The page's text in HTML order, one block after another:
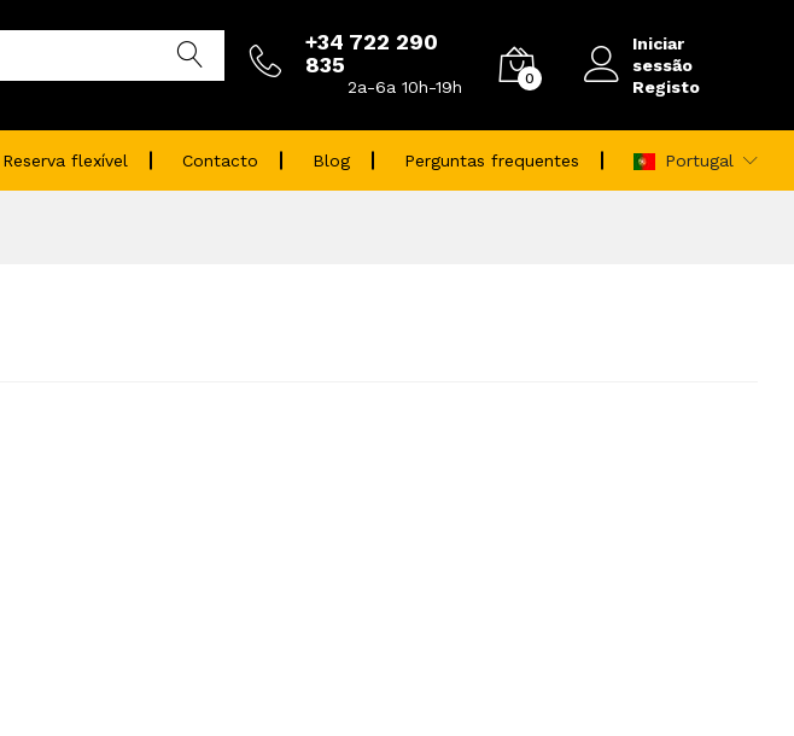
+34 722 290
835
2a-6a 10h-19h 0
Iniciar
sessão
Registo
Reserva flexível Contacto Blog Perguntas frequentes Portugal